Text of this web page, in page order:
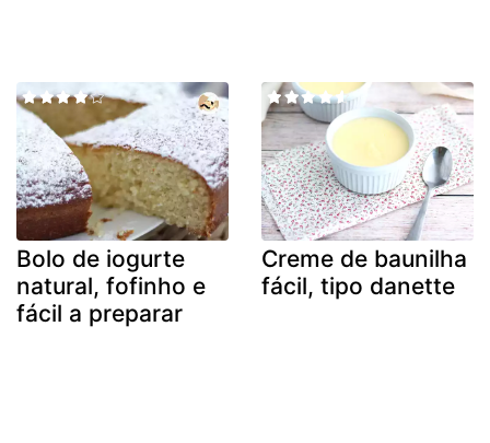
Bolo de iogurte
natural, fofinho e
fácil a preparar
Creme de baunilha
fácil, tipo danette